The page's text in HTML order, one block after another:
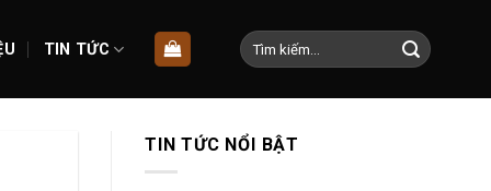
TIN TỨC
Tìm
kiếm:
TIN TỨC NỔI BẬT